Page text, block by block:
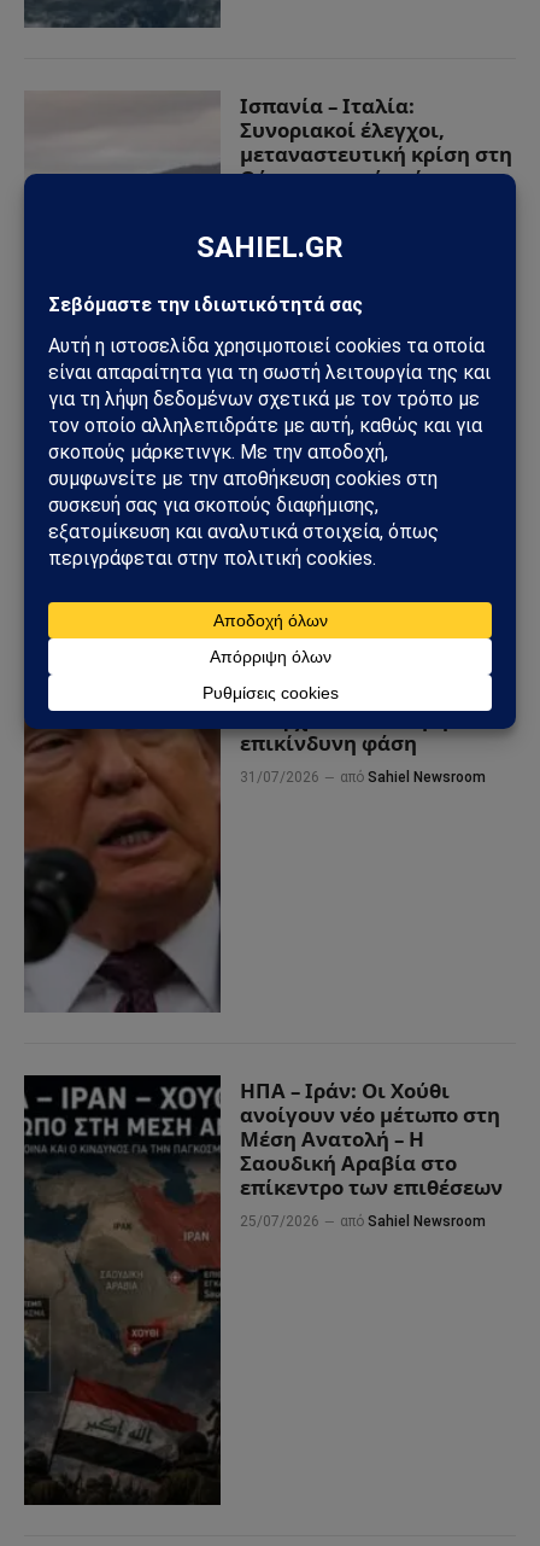
Ισπανία – Ιταλία:
Συνοριακοί έλεγχοι,
μεταναστευτική κρίση στη
Θέουτα και νέο ρήγμα
08/08/2026 από
ΗΠΑ – Ιράν: Νέος γύρος
αμερικανικών
βομβαρδισμών μετά την
ιρανική πυραυλική
επίθεση – Η Μέση Ανατολή
εισέρχεται σε ακόμη πιο
επικίνδυνη φάση
31/07/2026 από Sahiel Newsroom
ΗΠΑ – Ιράν: Οι Χούθι
ανοίγουν νέο μέτωπο στη
Μέση Ανατολή – Η
Σαουδική Αραβία στο
επίκεντρο των επιθέσεων
25/07/2026 από Sahiel Newsroom